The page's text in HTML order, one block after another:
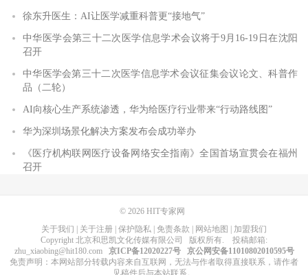
徐东升医生：AI让医学减重科普更“接地气”
中华医学会第三十二次医学信息学术会议将于9月16-19日在沈阳
召开
中华医学会第三十二次医学信息学术会议征集会议论文、科普作
品（二轮）
AI向核心生产系统渗透，华为给医疗行业带来“行动路线图”
华为深圳场景化解决方案发布会成功举办
《医疗机构联网医疗设备网络安全指南》全国首场宣贯会在福州
召开
© 2026 HIT专家网
关于我们 | 关于注册 | 保护隐私 | 免责条款 | 网站地图 | 加盟我们
Copyright 北京和思凯文化传媒有限公司 版权所有 . 投稿邮箱:
zhu_xiaobing@hit180.com
京ICP备12020227号
京公网安备11010802010595号
免责声明：本网站部分转载内容来自互联网，无法与作者取得直接联系，请作者
见稿件后与本站联系。